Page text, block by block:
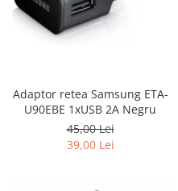
Adaptor retea Samsung ETA-
U90EBE 1xUSB 2A Negru
45,00 Lei
39,00 Lei